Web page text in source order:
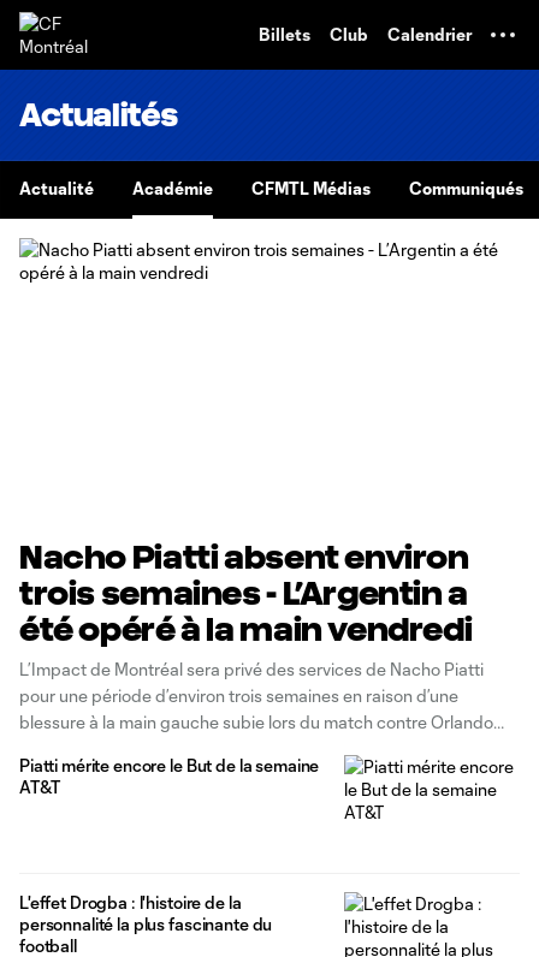
Billets Club Calendrier
Actualités
Actualité Académie CFMTL Médias Communiqués
Nacho Piatti absent environ
trois semaines - L’Argentin a
été opéré à la main vendredi
L’Impact de Montréal sera privé des services de Nacho Piatti
pour une période d’environ trois semaines en raison d’une
blessure à la main gauche subie lors du match contre Orlando
de jouer les derniers matchs,
Piatti mérite encore le But de la semaine
AT&T
L'effet Drogba : l'histoire de la
personnalité la plus fascinante du
football